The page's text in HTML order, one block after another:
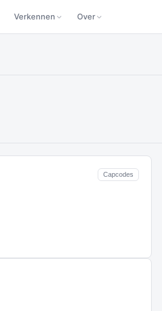
Verkennen Over
Capcodes